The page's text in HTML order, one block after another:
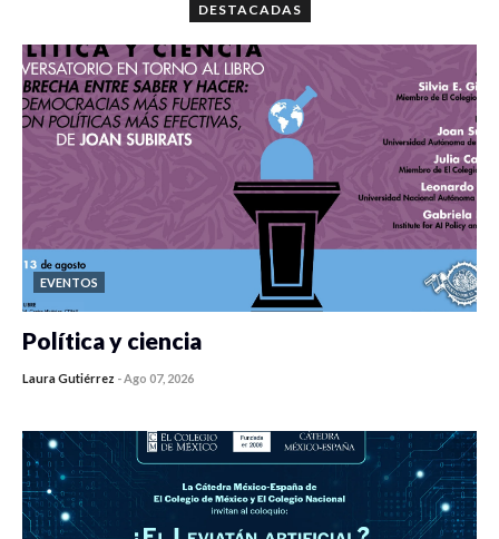
DESTACADAS
EVENTOS
Política y ciencia
Laura Gutiérrez -Ago 07, 2026